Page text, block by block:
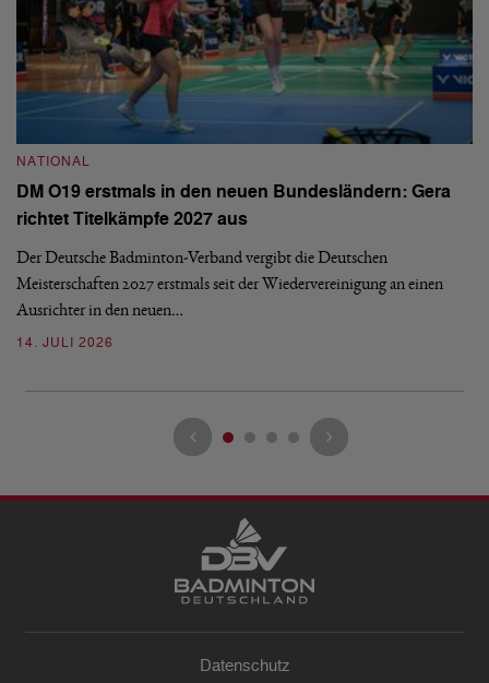
NATIONAL
DM O19 erstmals in den neuen Bundesländern: Gera
richtet Titelkämpfe 2027 aus
Der Deutsche Badminton-Verband vergibt die Deutschen
Meisterschaften 2027 erstmals seit der Wiedervereinigung an einen
Ausrichter in den neuen…
14. JULI 2026
Datenschutz